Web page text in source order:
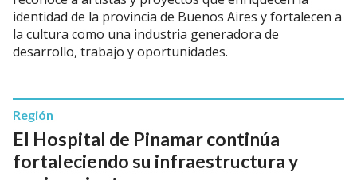
identidad de la provincia de Buenos Aires y fortalecen a
la cultura como una industria generadora de
desarrollo, trabajo y oportunidades.
El Hospital de Pinamar continúa
fortaleciendo su infraestructura y
Región